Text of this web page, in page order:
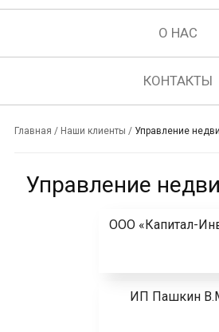
О НАС
КОНТАКТЫ
Главная / Наши клиенты / Управление
Управление
ООО «Капитал-
ИП Пашкин